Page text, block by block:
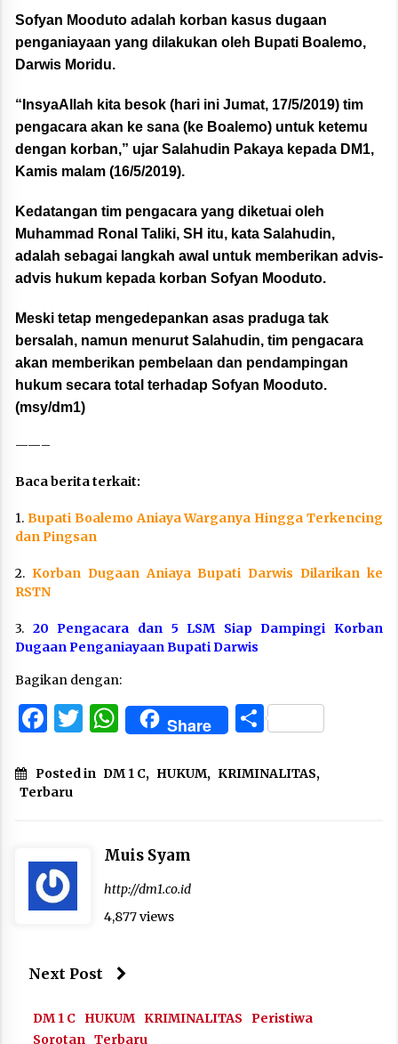
Sofyan Mooduto adalah korban kasus dugaan
penganiayaan yang dilakukan oleh Bupati Boalemo,
Darwis Moridu.
“InsyaAllah kita besok (hari ini Jumat, 17/5/2019) tim
pengacara akan ke sana (ke Boalemo) untuk ketemu
dengan korban,” ujar Salahudin Pakaya kepada DM1,
Kamis malam (16/5/2019).
Kedatangan tim pengacara yang diketuai oleh
Muhammad Ronal Taliki, SH itu, kata Salahudin,
adalah sebagai langkah awal untuk memberikan advis-
advis hukum kepada korban Sofyan Mooduto.
Meski tetap mengedepankan asas praduga tak
bersalah, namun menurut Salahudin, tim pengacara
akan memberikan pembelaan dan pendampingan
hukum secara total terhadap Sofyan Mooduto.
(msy/dm1)
——–
Baca berita terkait:
1. Bupati Boalemo Aniaya Warganya Hingga Terkencing
dan Pingsan
2. Korban Dugaan Aniaya Bupati Darwis Dilarikan ke
RSTN
3. 20 Pengacara dan 5 LSM Siap Dampingi Korban
Dugaan Penganiayaan Bupati Darwis
Bagikan dengan:
Facebook
Twitter
WhatsApp
Share Share
Posted in DM 1 C, HUKUM, KRIMINALITAS,
Terbaru
Muis Syam
http://dm1.co.id
4,877 views
Next Post
DM 1 C HUKUM KRIMINALITAS
Peristiwa
Sorotan Terbaru